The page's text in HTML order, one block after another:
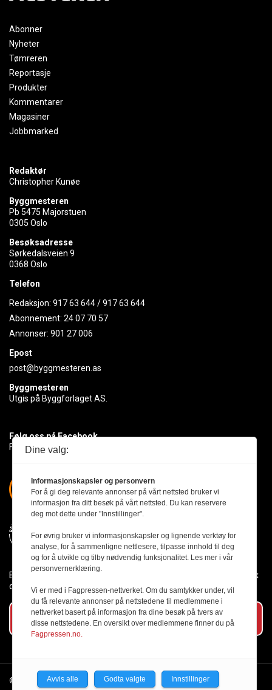
Abonner
Nyheter
Tømreren
Reportasje
Produkter
Kommentarer
Magasiner
Jobbmarked
Redaktør
Christopher Kunøe
Byggmesteren
Pb 5475 Majorstuen
0305 Oslo
Besøksadresse
Sørkedalsveien 9
0368 Oslo
Telefon
Redaksjon: 917 63 644/917 63 644
Abonnement: 24 07 70 57
Annonser: 901 27 006
Epost
post@byggmesteren.as
Byggmesteren
Utgis på Byggforlaget AS.
Følg oss på Facebook
Få med deg det siste innen byggebransjen
Byggmesteren følger Vær Varsom-plakaten og presseetikken slik
den er nedfelt i Redaktørplakaten.
Abonner på vårt nyhetsbrev
© 2026 Byggmesteren. Personvernerklæring.
Dine valg:
Informasjonskapsler og personvern
For å gi deg relevante annonser på vårt nettsted bruker vi
informasjon fra ditt besøk på vårt nettsted. Du kan reservere
deg mot dette under "Innstillinger".
For øvrig bruker vi informasjonskapsler og lignende verktøy for
analyse, for å sammenligne nettlesere, tilpasse innhold til deg
og for å utvikle og tilby nødvendig funksjonalitet. Les mer i vår
personvernerklæring.
Vi er med i Fagpressen-nettverket. Om du samtykker under, vil
du få relevante annonser på nettstedene til medlemmene i
nettverket basert på informasjon fra dine besøk på tvers av
disse nettstedene. En oversikt over medlemmene finner du på
Fagpressen.no.
Avvis alle Godta valgte Innstillinger